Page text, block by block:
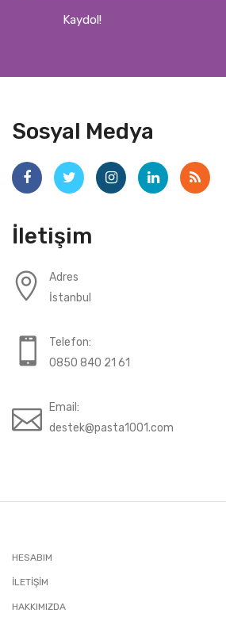
Kaydol!
Sosyal Medya
İletişim
Adres
İstanbul
Telefon:
0850 840 21 61
Email:
destek@pasta1001.com
HESABIM
İLETIŞIM
HAKKIMIZDA